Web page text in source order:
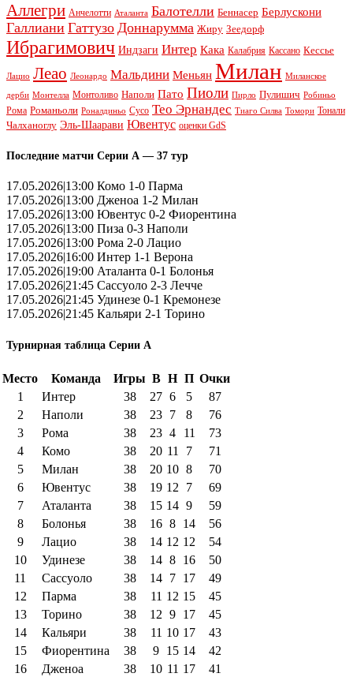
Аллегри Анчелотти Аталанта Балотелли Беннасер Берлускони
Галлиани Гаттузо Доннарумма Жиру Зеедорф
Ибрагимович Индзаги Интер Кака Калабрия Кассано Кессье
Лацио Леао Леонардо Мальдини Меньян Милан Миланское
дерби Монтелла Монтоливо Наполи Пато Пиоли Пирло Пулишич Робиньо
Рома Романьоли Роналдиньо Сусо Тео Эрнандес Тиаго Силва Томори Тонали
Чалханоглу Эль-Шаарави Ювентус оценки GdS
Последние матчи Серии А — 37 тур
17.05.2026|13:00 Комо 1-0 Парма
17.05.2026|13:00 Дженоа 1-2 Милан
17.05.2026|13:00 Ювентус 0-2 Фиорентина
17.05.2026|13:00 Пиза 0-3 Наполи
17.05.2026|13:00 Рома 2-0 Лацио
17.05.2026|16:00 Интер 1-1 Верона
17.05.2026|19:00 Аталанта 0-1 Болонья
17.05.2026|21:45 Сассуоло 2-3 Лечче
17.05.2026|21:45 Удинезе 0-1 Кремонезе
17.05.2026|21:45 Кальяри 2-1 Торино
Турнирная таблица Серии А
Место Команда Игры В Н П Очки
1
Интер 38 27 6 5
87
2
Наполи 38 23 7 8
76
3
Рома 38 23 4 11
73
4
Комо 38 20 11 7
71
5
Милан 38 20 10 8
70
6
Ювентус 38 19 12 7
69
7
Аталанта 38 15 14 9
59
8
Болонья 38 16 8 14
56
9
Лацио 38 14 12 12
54
10
Удинезе 38 14 8 16
50
11
Сассуоло 38 14 7 17
49
12
Парма 38 11 12 15
45
13
Торино 38 12 9 17
45
14
Кальяри 38 11 10 17
43
15
Фиорентина 38 9 15 14
42
16
Дженоа 38 10 11 17
41